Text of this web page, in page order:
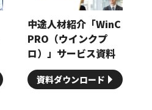
中途人材紹介「WinC
PRO（ウインクプ
ロ）」サービス資料
資料ダウンロード